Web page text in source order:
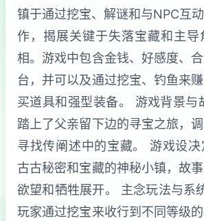
镇于通过挖宝、解谜和与NPC互
作，揭展关键于失落宝藏和主导
相。游戏中包含金钱、好感度、
台，并可以及通过挖宝、钓鱼来
买道具和强型装备。 游戏背景与
踏上了父亲留下边的寻宝之旅，
寻找传阐述中的宝藏。 游戏设
古古秘密和宝藏的神秘小镇，故事
欲望和牺牲展开。 主念玩法与系
玩家通过挖宝来收行到不同等级的